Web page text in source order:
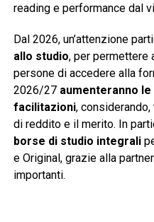
reading e performance dal
Dal 2026, un’attenzione
allo studio, per permettere
persone di accedere alla
2026/27 aumenteranno
facilitazioni,
di reddito e il merito. In
borse di studio integrali
e Original, grazie alla
importanti.